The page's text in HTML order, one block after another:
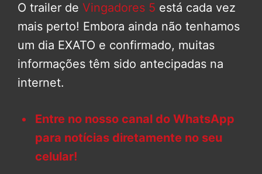
O trailer de Vingadores 5 está cada vez
mais perto! Embora ainda não tenhamos
um dia EXATO e confirmado, muitas
informações têm sido antecipadas na
internet.
Entre no nosso canal do WhatsApp
para notícias diretamente no seu
celular!